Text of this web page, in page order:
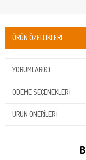
ÜRÜN ÖZELLIKLERI
YORUMLAR(0)
ÖDEME SEÇENEKLERI
ÜRÜN ÖNERILERI